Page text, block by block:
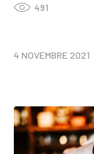
491
4 NOVEMBRE 2021